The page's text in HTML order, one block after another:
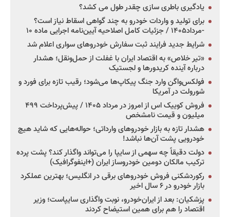
یادگیری باطری سازی چقدر طول می کشد؟
برای تولید و واردات خودرو به چند گواهی اسقاط نیاز است؟
-مرداد۱۴۰۵ / جزئیات کامل اصلاحیه آیین‌نامه اجرایی ماده ۱۰
شرایط جدید فرایند ثبت سفارش خودروهای سواری اعلام شد
«تیر خلاص» به اقتصاد ایران با غفلت از حمل‌ونقل؛ هشدار
درباره آینده کریدورها و لجستیک
فولکس‌واگن وارد جنگ پیکاپ‌ها می‌شود؛ رقیب تازه برای فورد و
شورولت در آمریکا
فروش کوییک اس از امروز در مرداد ۱۴۰۵ / پیش‌پرداخت ۴۹۹
میلیون و قیمت نامشخص
هشدار تازه به بازار خودروهای وارداتی؛ حواله‌هایی که شاید هیچ
خودرویی پشت آن‌ها نباشد!
دولت دقیقاً چه سهمی از سایپا را می‌تواند واگذار کند؟ پشت پرده
ترکیب مالکان دومین خودروساز ایران (+اینفوگرافیک)
رکوردشکنی فروش خودروهای برقی در انگلیس؛ بهترین عملکرد
بازار خودرو در ۶ سال اخیر
پزشکیان: بعد از ایران‌خودرو، نوبت واگذاری سایپاست؛ وزیر
اقتصاد را هم برای همین استیضاح کردند